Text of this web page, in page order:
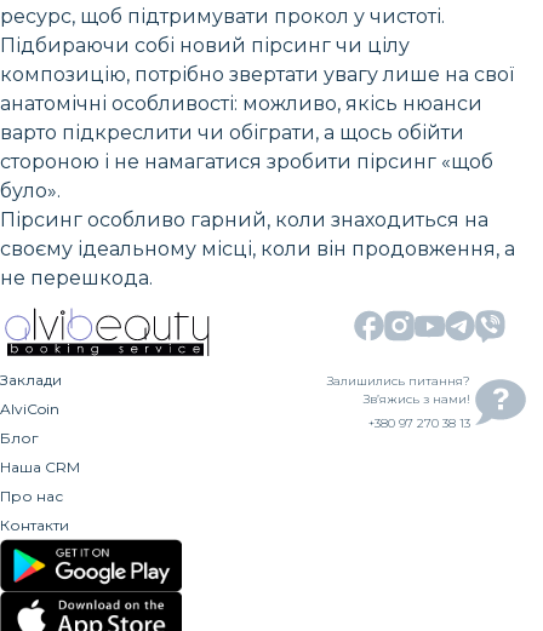
ресурс, щоб підтримувати прокол у чистоті.
Підбираючи собі новий пірсинг чи цілу
композицію, потрібно звертати увагу лише на свої
анатомічні особливості: можливо, якісь нюанси
варто підкреслити чи обіграти, а щось обійти
стороною і не намагатися зробити пірсинг «щоб
було».
Пірсинг особливо гарний, коли знаходиться на
своєму ідеальному місці, коли він продовження, а
не перешкода.
Заклади
AlviCoin
Блог
Наша CRM
Про нас
Контакти
Залишились питання?
Зв’яжись з нами!
+380 97 270 38 13